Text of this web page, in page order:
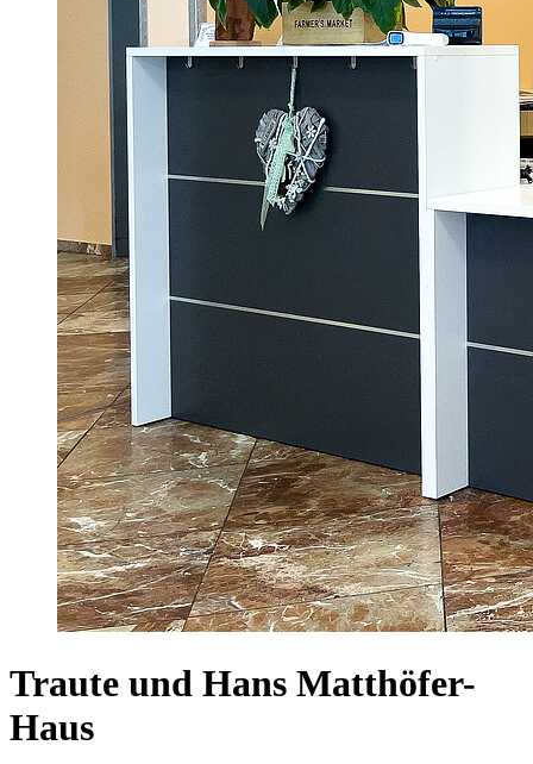
Traute und Hans Matthöfer-
Haus